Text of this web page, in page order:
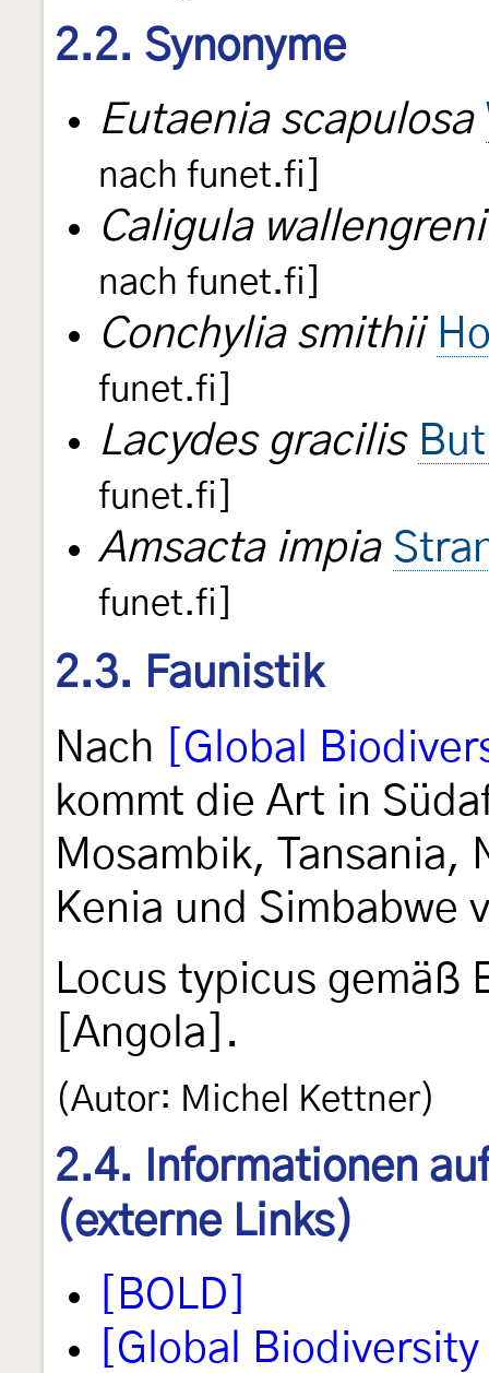
2.2. Synonyme
Eutaenia scapulosa
nach funet.fi]
Caligula wallengreni
nach funet.fi]
Conchylia smithii
funet.fi]
Lacydes gracilis
funet.fi]
Amsacta impia
funet.fi]
2.3. Faunistik
Nach
[Global
kommt die Art in
Mosambik, Tansania,
Kenia und Simbabwe
Locus typicus gemäß
[Angola].
(Autor: Michel Kettner)
2.4. Informationen
(externe Links)
[BOLD]
[Global